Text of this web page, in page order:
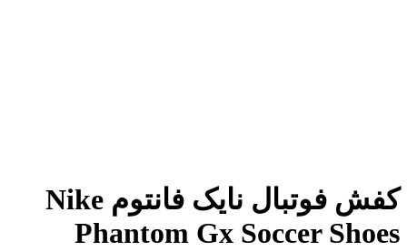
کفش فوتبال نایک فانتوم Nike
Phantom Gx Soccer Shoes